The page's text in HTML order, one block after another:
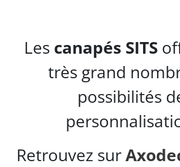
Les canapés SITS
très grand
possibilités
Retrouvez sur